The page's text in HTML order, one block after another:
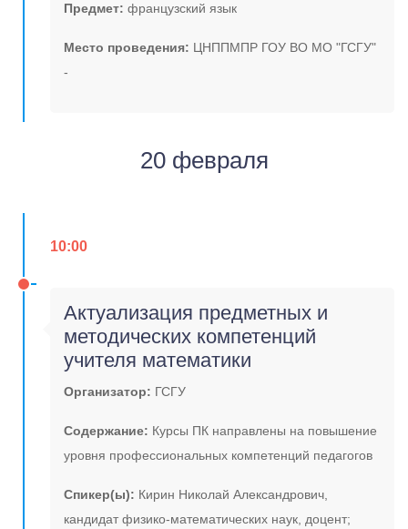
Предмет: французский язык
Место проведения: ЦНППМПР ГОУ ВО МО "ГСГУ"
-
20 февраля
10:00
Актуализация предметных и
методических компетенций
учителя математики
Организатор: ГСГУ
Содержание: Курсы ПК направлены на повышение
уровня профессиональных компетенций педагогов
Спикер(ы): Кирин Николай Александрович,
кандидат физико-математических наук, доцент;